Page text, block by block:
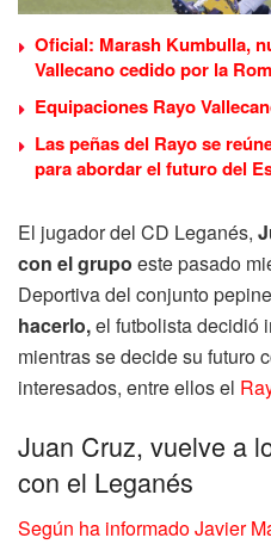
Oficial: Marash Kumbulla,
Vallecano cedido por la
Equipaciones Rayo
Las peñas del Rayo se
para abordar el futuro del
El jugador del CD Leganés,
con el grupo este pasado
Deportiva del conjunto
hacerlo,el futbolista decidió
mientras se decide su futuro
interesados, entre ellos el
Juan Cruz, vuelve a
con el Leganés
Según ha informado Javier